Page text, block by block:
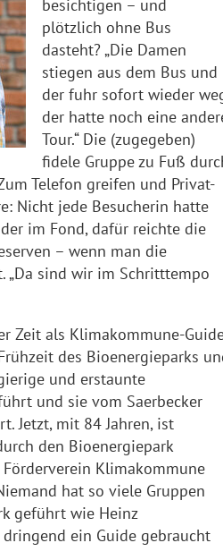
besichtigen – und
plötzlich ohne Bus
dasteht? „Die Damen
stiegen aus dem Bus und
der fuhr sofort wieder
der hatte noch eine
Tour.“ Die (zugegeben)
fidele Gruppe zu Fuß
Telefon greifen und Privat-
Nicht jede Besucherin hatte
im Fond, dafür reichte die
– wenn man die
„Da sind wir im Schritttempo
Zeit als Klimakommune-
des Bioenergieparks
und erstaunte
und sie vom Saerbecker
Jetzt, mit 84 Jahren, ist
den Bioenergiepark
Förderverein Klimakommune
hat so viele Gruppen
geführt wie Heinz
ein Guide gebraucht